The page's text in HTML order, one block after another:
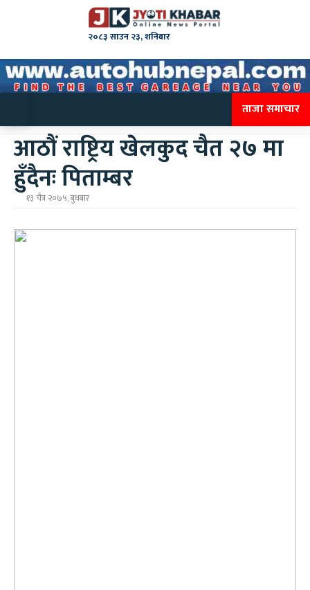
२०८३ साउन २३, शनिबार
ताजा समाचार
आठौं राष्ट्रिय खेलकुद चैत २७ मा
हुँदैनः पिताम्बर
१३ चैत्र २०७५, बुधबार